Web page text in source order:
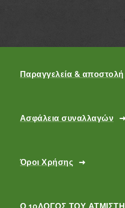
Παραγγελεία & αποστολή
Ασφάλεια συναλλαγών
Όροι Χρήσης